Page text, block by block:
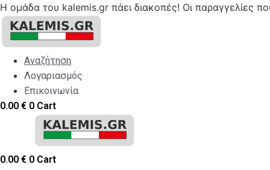
Η ομάδα του kalemis.gr πάει διακοπές! Οι παραγγελίες
Skip
content
Αναζήτηση
Λογαριασμός
Επικοινωνία
0.00 € 0 Cart
0.00 € 0 Cart